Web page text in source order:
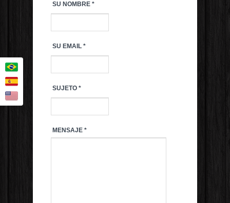
SU NOMBRE *
SU EMAIL *
SUJETO *
MENSAJE *